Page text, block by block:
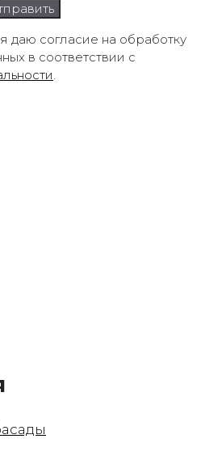
даю согласие на обработку
в соответствии с
.